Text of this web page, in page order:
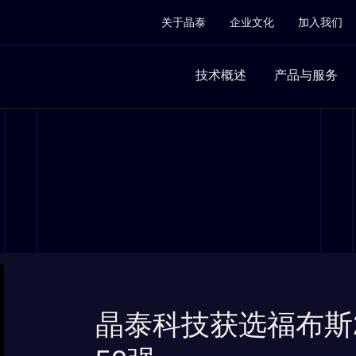
关于晶泰 企业文化 加入我们
技术概述 产品与服务
晶泰科技获选福布